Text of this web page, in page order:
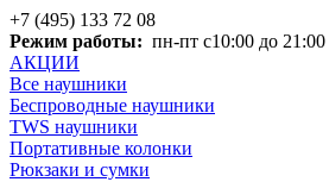
+7 (495) 133 72 08
Режим работы: пн-пт с10:00 до 21:00
АКЦИИ
Все наушники
Беспроводные наушники
TWS наушники
Портативные колонки
Рюкзаки и сумки